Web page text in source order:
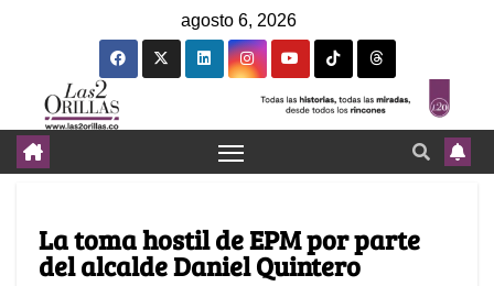
agosto 6, 2026
La toma hostil de EPM por parte
del alcalde Daniel Quintero